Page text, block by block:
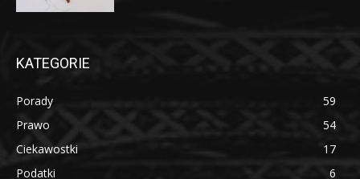
KATEGORIE
Porady
59
Prawo
54
Ciekawostki
17
Podatki
6